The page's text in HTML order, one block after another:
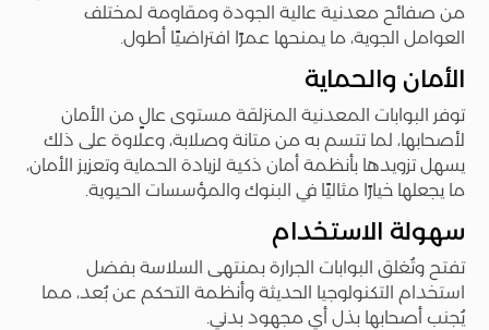
من صفائح معدنية عالية الجودة ومقاومة لمختلف
العوامل الجوية، ما يمنحها عمرًا افتراضيًا أطول.
الأمان والحماية
توفر البوابات المعدنية المنزلقة مستوى عالٍ من الأمان
لأصحابها، لما تتسم به من متانة وصلابة، وعلاوة على ذلك
يسهل تزويدها بأنظمة أمان ذكية لزيادة الحماية وتعزيز الأمان،
ما يجعلها خيارًا مثاليًا في البنوك والمؤسسات الحيوية.
سهولة الاستخدام
تفتح وتُغلق البوابات الجرارة بمنتهى السلاسة بفضل
استخدام التكنولوجيا الحديثة وأنظمة التحكم عن بُعد، مما
يُجنب أصحابها بذل أي مجهود بدني.